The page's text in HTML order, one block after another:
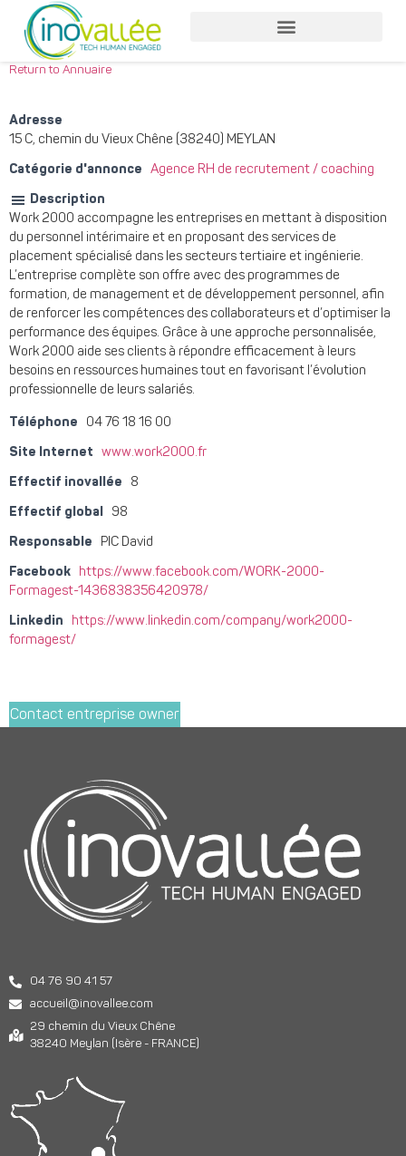
Return to Annuaire
Adresse
15 C, chemin du Vieux Chêne (38240) MEYLAN
Catégorie d'annonce Agence RH de recrutement / coaching
Description
Work 2000 accompagne les entreprises en mettant à disposition
du personnel intérimaire et en proposant des services de
placement spécialisé dans les secteurs tertiaire et ingénierie.
L’entreprise complète son offre avec des programmes de
formation, de management et de développement personnel, afin
de renforcer les compétences des collaborateurs et d’optimiser la
performance des équipes. Grâce à une approche personnalisée,
Work 2000 aide ses clients à répondre efficacement à leurs
besoins en ressources humaines tout en favorisant l’évolution
professionnelle de leurs salariés.
Téléphone 04 76 18 16 00
Site Internet www.work2000.fr
Effectif inovallée 8
Effectif global 98
Responsable PIC David
Facebook
https://www.facebook.com/WORK-2000-
Formagest-1436838356420978/
Linkedin
https://www.linkedin.com/company/work2000-
formagest/
Contact entreprise owner
04 76 90 41 57
accueil@inovallee.com
29 chemin du Vieux Chêne
38240 Meylan (Isère - FRANCE)